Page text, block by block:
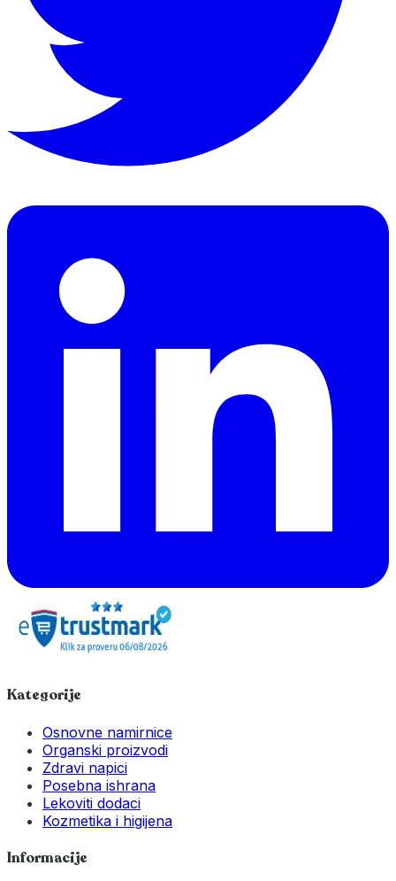
Kategorije
Osnovne namirnice
Organski proizvodi
Zdravi napici
Posebna ishrana
Lekoviti dodaci
Kozmetika i higijena
Informacije